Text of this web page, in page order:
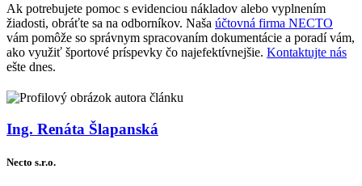
Ak potrebujete pomoc s evidenciou nákladov alebo vyplnením
žiadosti, obráťte sa na odborníkov. Naša účtovná firma NECTO
vám pomôže so správnym spracovaním dokumentácie a poradí vám,
ako využiť športové príspevky čo najefektívnejšie. Kontaktujte nás
ešte dnes.
Ing. Renáta Šlapanská
Necto s.r.o.